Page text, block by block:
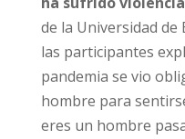
de la Universidad de
las participantes
pandemia se vio
hombre para
eres un hombre